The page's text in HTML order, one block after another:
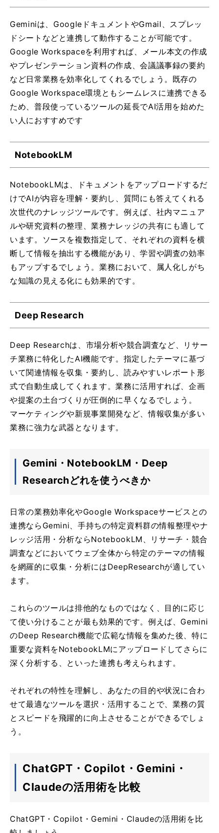
Geminiは、GoogleドキュメントやGmail、スプレッ
ドシートなどと連携して動作することが可能です。
Google Workspaceを利用すれば、メール本文の作成
やプレゼンテーション資料の作成、会議議事録の要約
など日常業務を効率化してくれるでしょう。既存の
Google Workspace環境ともシームレスに連携できる
ため、普段使っているツールの延長でAI活用を始めた
い人におすすめです
NotebookLM
NotebookLMは、ドキュメントをアップロードするだ
けでAIが内容を理解・要約し、質問にも答えてくれる
次世代のナレッジツールです。例えば、社内マニュア
ルや研究資料の整理、業務ナレッジの共有にも適して
います。ソースを複数指定して、それぞれの資料を横
断して情報を抽出する機能があり、学習や調査の効率
もアップするでしょう。業務において、属人化しがち
な知識の見える化にも効果的です。
Deep Research
Deep Researchは、市場分析や競合調査など、リサー
チ業務に特化したAI機能です。指定したテーマに基づ
いて関連情報を収集・要約し、読みやすいレポート形
式で自動生成してくれます。業務に活用すれば、企画
や提案の土台づくりが圧倒的に早くなるでしょう。
マーケティングや新規事業開発など、情報収集が多い
業務に強力な武器となります。
Gemini・NotebookLM・Deep
Researchどれを使うべきか
日常の業務効率化やGoogle Workspaceサービスとの
連携ならGemini、手持ちの特定資料群の情報整理やナ
レッジ活用・分析ならNotebookLM、リサーチ・競合
調査などにおいてウェブ全体から特定のテーマの情報
を網羅的に収集・分析にはDeepResearchが適してい
ます。
これらのツールは排他的なものではなく、目的に応じ
て使い分けることが最も効果的です。例えば、Gemini
のDeep Research機能で広範な情報を集めた後、特に
重要な資料をNotebookLMにアップロードしてさらに
深く分析する、といった連携も考えられます。
それぞれの特性を理解し、あなたの目的や状況に合わ
せて最適なツールを選択・活用することで、業務の質
とスピードを飛躍的に向上させることができるでしょ
う。
ChatGPT・Copilot・Gemini・
Claudeの活用術を比較
ChatGPT・Copilot・Gemini・Claudeの活用術を比